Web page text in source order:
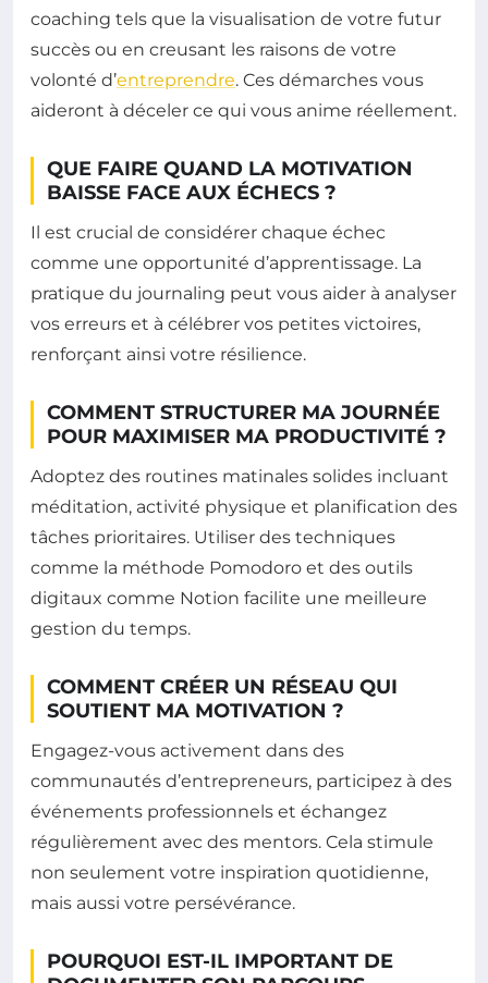
coaching tels que la visualisation de votre futur
succès ou en creusant les raisons de votre
volonté d’entreprendre. Ces démarches vous
aideront à déceler ce qui vous anime réellement.
QUE FAIRE QUAND LA MOTIVATION
BAISSE FACE AUX ÉCHECS ?
Il est crucial de considérer chaque échec
comme une opportunité d’apprentissage. La
pratique du journaling peut vous aider à analyser
vos erreurs et à célébrer vos petites victoires,
renforçant ainsi votre résilience.
COMMENT STRUCTURER MA JOURNÉE
POUR MAXIMISER MA PRODUCTIVITÉ ?
Adoptez des routines matinales solides incluant
méditation, activité physique et planification des
tâches prioritaires. Utiliser des techniques
comme la méthode Pomodoro et des outils
digitaux comme Notion facilite une meilleure
gestion du temps.
COMMENT CRÉER UN RÉSEAU QUI
SOUTIENT MA MOTIVATION ?
Engagez-vous activement dans des
communautés d’entrepreneurs, participez à des
événements professionnels et échangez
régulièrement avec des mentors. Cela stimule
non seulement votre inspiration quotidienne,
mais aussi votre persévérance.
POURQUOI EST-IL IMPORTANT DE